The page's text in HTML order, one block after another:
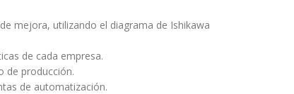
mejora, utilizando el diagrama de Ishikawa
de cada empresa.
de producción.
de automatización.